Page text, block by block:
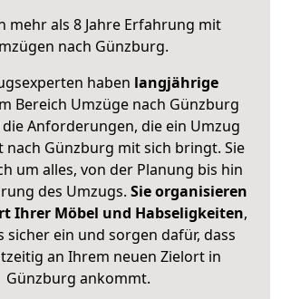
mehr als 8 Jahre Erfahrung mit
nach Günzburg.
haben langjährige
Bereich Umzüge nach Günzburg
Anforderungen, die ein Umzug
Günzburg mit sich bringt. Sie
um alles, von der Planung bis hin
des Umzugs. Sie organisieren
Ihrer Möbel und Habseligkeiten,
sicher ein und sorgen dafür, dass
an Ihrem neuen Zielort in
Günzburg ankommt.